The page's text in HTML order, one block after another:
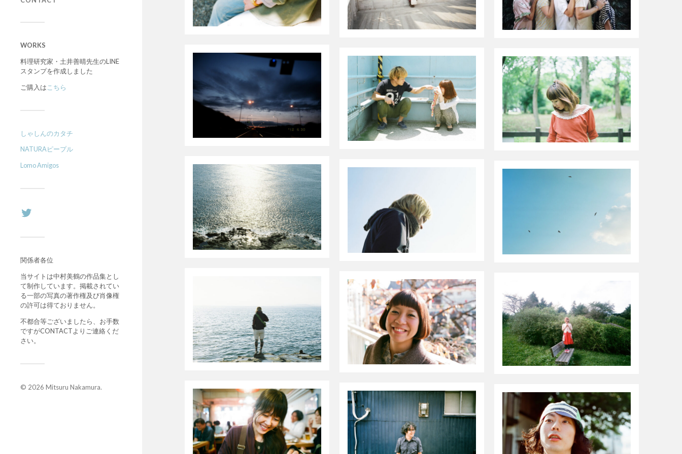
WORKS
料理研究家・土井善晴先生のLINE
スタンプを作成しました
ご購入は こちら
しゃしんのカタチ
NATURAピープル
Lomo Amigos
関係者各位
当サイトは中村美鶴の作品集とし
て制作しています。掲載されてい
る一部の写真の著作権及び肖像権
の許可は得ておりません。
不都合等ございましたら、お手数
ですがCONTACTよりご連絡くだ
さい。
© 2026 Mitsuru Nakamura.